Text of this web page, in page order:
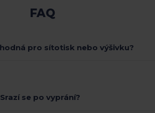
FAQ
pro sítotisk nebo výšivku?
Srazí se po vyprání?